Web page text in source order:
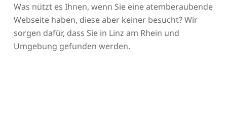
Was nützt es Ihnen, wenn Sie eine atemberaubende
Webseite haben, diese aber keiner besucht? Wir
sorgen dafür, dass Sie in Linz am Rhein und
Umgebung gefunden werden.